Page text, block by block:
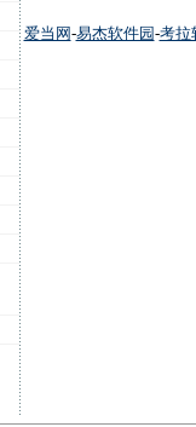
爱当网 -易杰软件园 -考拉